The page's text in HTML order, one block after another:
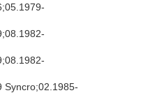
Syncro;02.1985-